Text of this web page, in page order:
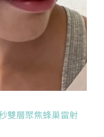
雙層聚焦蜂巢雷射